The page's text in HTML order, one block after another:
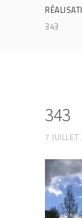
343
343
7